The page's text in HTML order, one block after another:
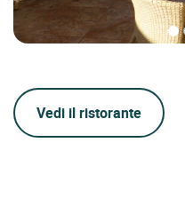
Vedi il ristorante